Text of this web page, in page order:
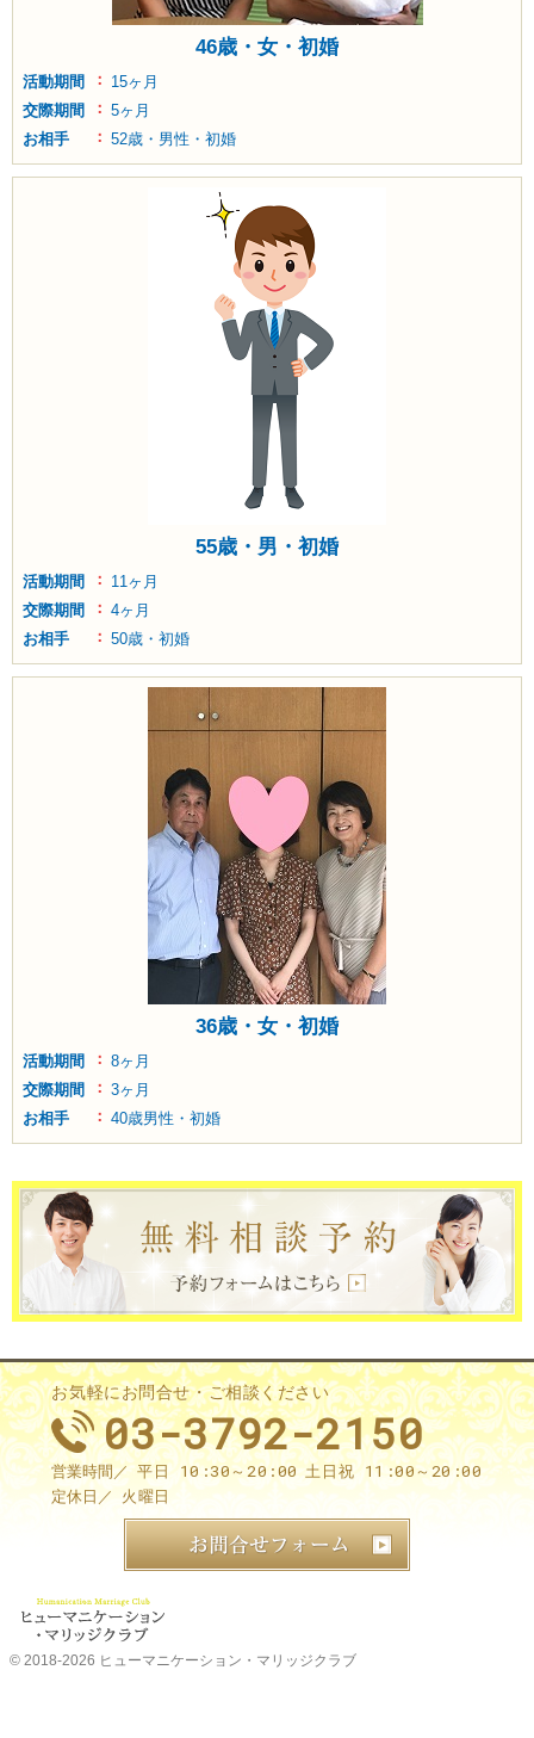
46歳・女・初婚
活動期間
15ヶ月
交際期間
5ヶ月
お相手
52歳・男性・初婚
55歳・男・初婚
活動期間
11ヶ月
交際期間
4ヶ月
お相手
50歳・初婚
36歳・女・初婚
活動期間
8ヶ月
交際期間
3ヶ月
お相手
40歳男性・初婚
お気軽にお問合せ・ご相談ください
03-3792-2150
営業時間／ 平日 10:30～20:00 土日祝 11:00～20:00
定休日／ 火曜日
© 2018-2026 ヒューマニケーション・マリッジクラブ